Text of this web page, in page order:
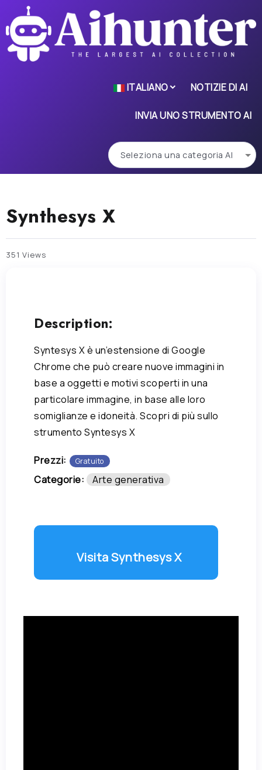
ITALIANO NOTIZIE DI AI
INVIA UNO STRUMENTO AI
Synthesys X
351 Views
Description:
Syntesys X è un’estensione di Google
Chrome che può creare nuove immagini in
base a oggetti e motivi scoperti in una
particolare immagine, in base alle loro
somiglianze e idoneità. Scopri di più sullo
strumento Syntesys X
Prezzi: Gratuito
Categorie: Arte generativa
Visita Synthesys X